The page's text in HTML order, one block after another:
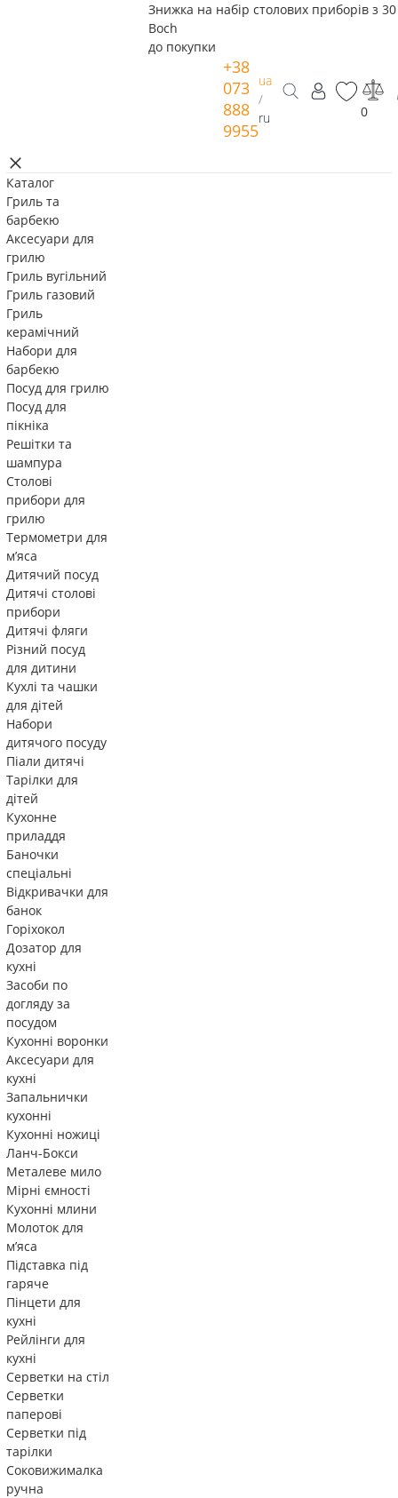
Знижка на набір столових приборів з
Boch
до покупки
+38
073
888
9955
ua
/
ru
0
Каталог
Гриль та
барбекю
Аксесуари для
грилю
Гриль вугільний
Гриль газовий
Гриль
керамічний
Набори для
барбекю
Посуд для грилю
Посуд для
пікніка
Решітки та
шампура
Столові
прибори для
грилю
Термометри для
м’яса
Дитячий посуд
Дитячі столові
прибори
Дитячі фляги
Різний посуд
для дитини
Кухлі та чашки
для дітей
Набори
дитячого посуду
Піали дитячі
Тарілки для
дітей
Кухонне
приладдя
Баночки
спеціальні
Відкривачки для
банок
Горіхокол
Дозатор для
кухні
Засоби по
догляду за
посудом
Кухонні воронки
Аксесуари для
кухні
Запальнички
кухонні
Кухонні ножиці
Ланч-Бокси
Металеве мило
Мірні ємності
Кухонні млини
Молоток для
м’яса
Підставка під
гаряче
Пінцети для
кухні
Рейлінги для
кухні
Серветки на стіл
Серветки
паперові
Серветки під
тарілки
Соковижималка
ручна